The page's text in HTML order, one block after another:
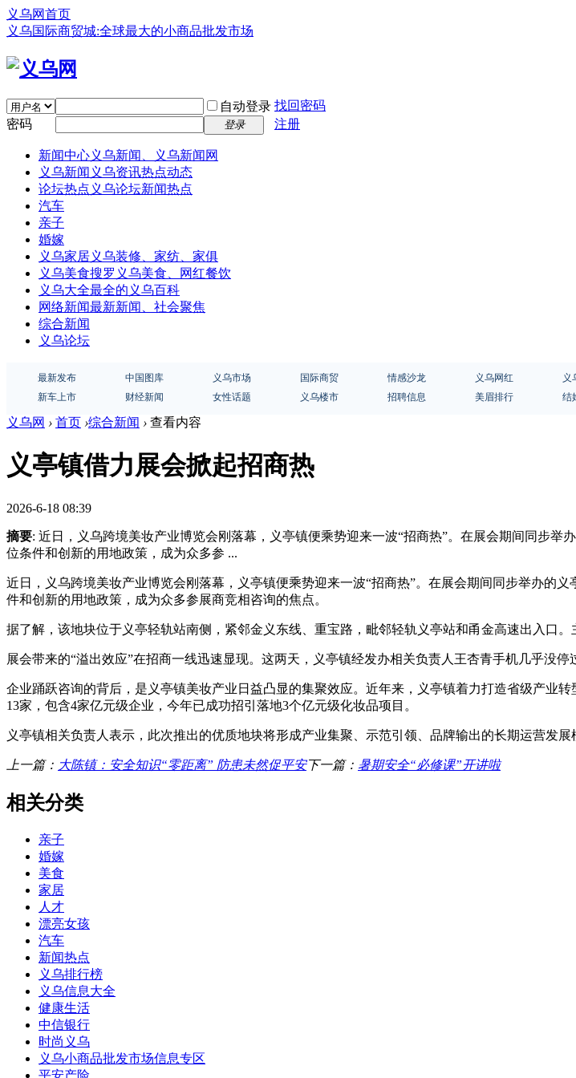
义乌网首页
义乌国际商贸城:全球最大的小商品批发市场
自动登录 找回密码
密码
登录 注册
新闻中心义乌新闻、义乌新闻网
义乌新闻 义乌资讯热点动态
论坛热点 义乌论坛新闻热点
汽车
亲子
婚嫁
义乌家居义乌装修、家纺、家俱
义乌美食搜罗义乌美食、网红餐饮
义乌大全最全的义乌百科
网络新闻最新新闻、社会聚焦
综合新闻
义乌论坛
最新发布 中国图库 义乌市场 国际商贸 情感沙龙 义乌网红 义
新车上市
财经新闻 女性话题 义乌楼市 招聘信息 美眉排行 结
义乌网 › 首页 ›综合新闻 › 查看内容
义亭镇借力展会掀起招商热
2026-6-18 08:39
摘要: 近日，义乌跨境美妆产业博览会刚落幕，义亭镇便乘势迎来一波“招商热”。在展会期间同步
位条件和创新的用地政策，成为众多参 ...
近日，义乌跨境美妆产业博览会刚落幕，义亭镇便乘势迎来一波“招商热”。在展会期间同步举办的
件和创新的用地政策，成为众多参展商竞相咨询的焦点。
据了解，该地块位于义亭轻轨站南侧，紧邻金义东线、重宝路，毗邻轻轨义亭站和甬金高速出入口
展会带来的“溢出效应”在招商一线迅速显现。这两天，义亭镇经发办相关负责人王杏青手机几乎没
企业踊跃咨询的背后，是义亭镇美妆产业日益凸显的集聚效应。近年来，义亭镇着力打造省级产业
13家，包含4家亿元级企业，今年已成功招引落地3个亿元级化妆品项目。
义亭镇相关负责人表示，此次推出的优质地块将形成产业集聚、示范引领、品牌输出的长期运营发展
上一篇： 大陈镇：安全知识“零距离” 防患未然促平安下一篇： 暑期安全“必修课”开讲啦
相关分类
亲子
婚嫁
美食
家居
人才
漂亮女孩
汽车
新闻热点
义乌排行榜
义乌信息大全
健康生活
中信银行
时尚义乌
义乌小商品批发市场信息专区
平安产险